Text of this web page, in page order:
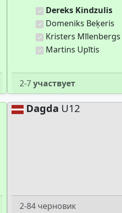
Dereks Kindzulis
Domeniks Beķeris
Kristers Mīlenbergs
Martins Upītis
2-7участвует
Dagda U12
2-84 черновик